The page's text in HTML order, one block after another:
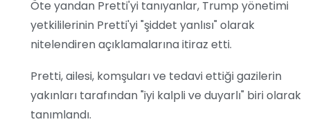
Öte yandan Pretti'yi tanıyanlar, Trump yönetimi
yetkililerinin Pretti'yi "şiddet yanlısı" olarak
nitelendiren açıklamalarına itiraz etti.
Pretti, ailesi, komşuları ve tedavi ettiği gazilerin
yakınları tarafından "iyi kalpli ve duyarlı" biri olarak
tanımlandı.